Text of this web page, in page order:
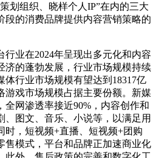
划组织、晓样个人IP”在内的三大
段的消费品牌提供内容营销策略的
业在2024年呈现出多元化和内容
济的蓬勃发展，行业市场规模持续
体行业市场规模有望达到18317亿
游戏市场规模占据主要份额。新媒
全网渗透率接近90%，内容创作和
、图文、音乐、小说等，以满足用
时，短视频+直播、短视频+团购
售模式，平台和品牌正加速商业化